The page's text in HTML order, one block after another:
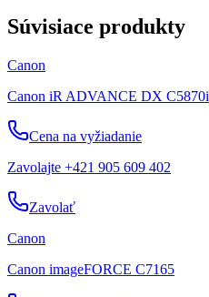
Súvisiace produkty
Canon
Canon iR ADVANCE DX C5870i
Cena na vyžiadanie
Zavolajte +421 905 609 402
Zavolať
Canon
Canon imageFORCE C7165